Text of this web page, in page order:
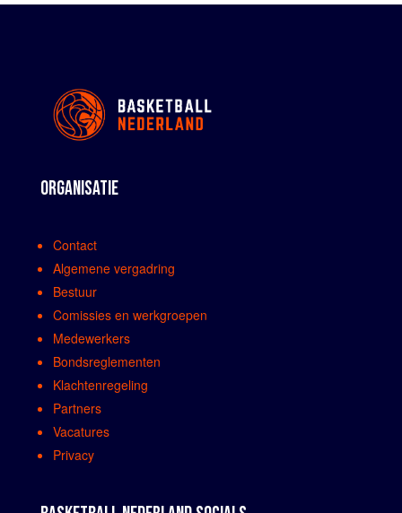
ORGANISATIE
Contact
Algemene vergadring
Bestuur
Comissies en werkgroepen
Medewerkers
Bondsreglementen
Klachtenregeling
Partners
Vacatures
Privacy